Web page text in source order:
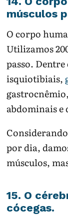
músculos
O corpo
Utilizamos
passo.
isquiotibiais,
abdominais e
por dia,
músculos,
15. O
cócegas.